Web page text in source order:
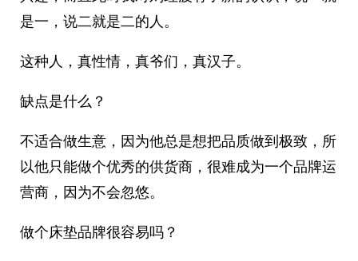
是一，说二就是二的人。
这种人，真性情，真爷们，真汉子。
缺点是什么？
不适合做生意，因为他总是想把品质做到极致，所
以他只能做个优秀的供货商，很难成为一个品牌运
营商，因为不会忽悠。
做个床垫品牌很容易吗？